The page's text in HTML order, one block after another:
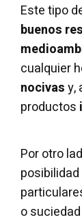
Este tipo
buenos
cualquier
nocivasy,
productos
Por otro
o